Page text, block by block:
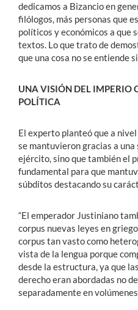
dedicamos a Bizancio en
filólogos, más personas que
políticos y económicos a que
textos. Lo que trato de
que una cosa no se entiende
UNA VISIÓN DEL IMPERIO
POLÍTICA
El experto planteó que a
se mantuvieron gracias a
ejército, sino que también el
fundamental para que
súbditos destacando su
“El emperador Justiniano
corpus nuevas leyes en
corpus tan vasto como
vista de la lengua porque
desde la estructura, ya que
derecho eran abordadas no
separadamente en